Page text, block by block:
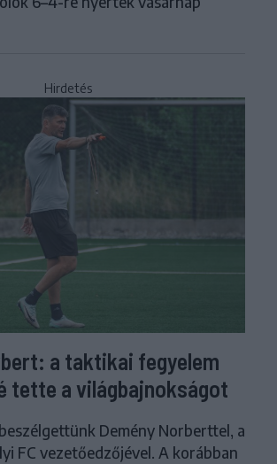
Hirdetés
a taktikai fegyelem
tette a világbajnokságot
Demény Norberttel, a
FC vezetőedzőjével. A korábban